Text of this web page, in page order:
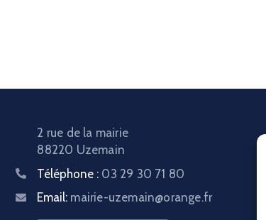
2 rue de la mairie
88220 Uzemain
Téléphone : 03 29 30 71 80
Email: mairie-uzemain@orange.fr